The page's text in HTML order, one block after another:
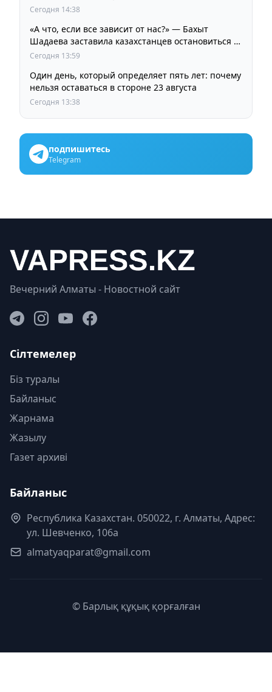
Сегодня 14:38
«А что, если все зависит от нас?» — Бахыт
Шадаева заставила казахстанцев остановиться и
задуматься
Сегодня 13:59
Один день, который определяет пять лет: почему
нельзя оставаться в стороне 23 августа
Сегодня 13:38
подпишитесь
Telegram
Вечерний Алматы - Новостной сайт
Сілтемелер
Біз туралы
Байланыс
Жарнама
Жазылу
Газет архиві
Байланыс
Республика Казахстан. 050022, г. Алматы, Адрес:
ул. Шевченко, 106а
almatyaqparat@gmail.com
© Барлық құқық қорғалған